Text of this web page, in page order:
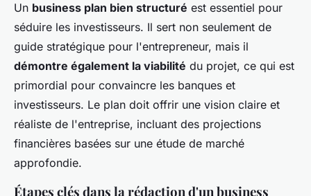
Un business plan bien structuré est essentiel pour
séduire les investisseurs. Il sert non seulement de
guide stratégique pour l'entrepreneur, mais il
démontre également la viabilité du projet, ce qui est
primordial pour convaincre les banques et
investisseurs. Le plan doit offrir une vision claire et
réaliste de l'entreprise, incluant des projections
financières basées sur une étude de marché
approfondie.
Étapes clés dans la rédaction d'un business